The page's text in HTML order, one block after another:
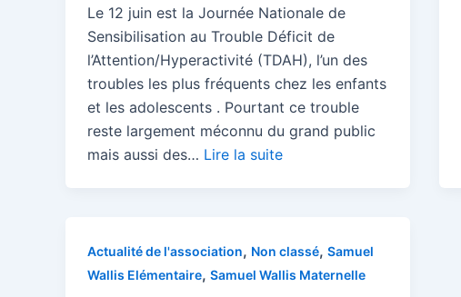
Le 12 juin est la Journée Nationale de
Sensibilisation au Trouble Déficit de
l’Attention/Hyperactivité (TDAH), l’un des
troubles les plus fréquents chez les enfants
et les adolescents . Pourtant ce trouble
reste largement méconnu du grand public
mais aussi des… Lire la suite
Actualité de l'association, Non classé, Samuel
Wallis Elémentaire, Samuel Wallis Maternelle